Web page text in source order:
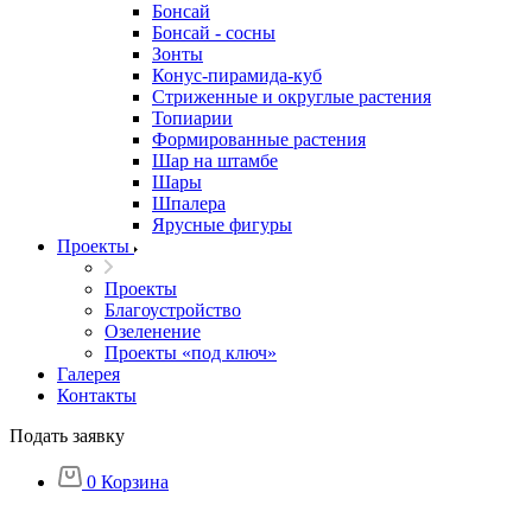
Бонсай
Бонсай - сосны
Зонты
Конус-пирамида-куб
Стриженные и округлые растения
Топиарии
Формированные растения
Шар на штамбе
Шары
Шпалера
Ярусные фигуры
Проекты
Проекты
Благоустройство
Озеленение
Проекты «под ключ»
Галерея
Контакты
Подать заявку
0 Корзина